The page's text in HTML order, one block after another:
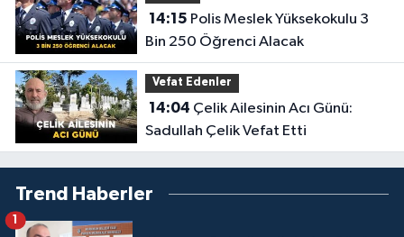
14:15
Bin 250 Öğrenci Alacak
Vefat Edenler
14:04
Sadullah Çelik Vefat Etti
Trend Haberler
1